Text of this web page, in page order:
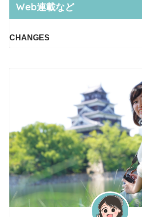
Web連載など
CHANGES